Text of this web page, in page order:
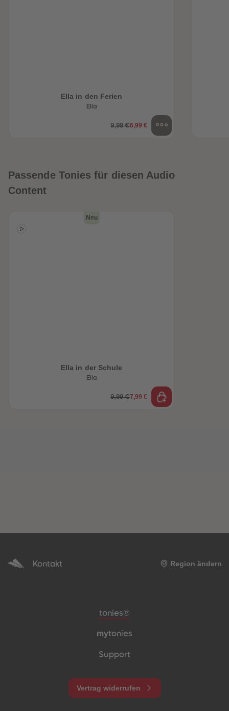
Ella in den Ferien
Ella
9,99 €6,99 €
Passende Tonies für diesen Audio
Content
Neu
Ella in der Schule
Ella
9,99 €7,99 €
Kontakt Region ändern
Meta-Navigation Footer
tonies®
mytonies
Support
Vertrag widerrufen